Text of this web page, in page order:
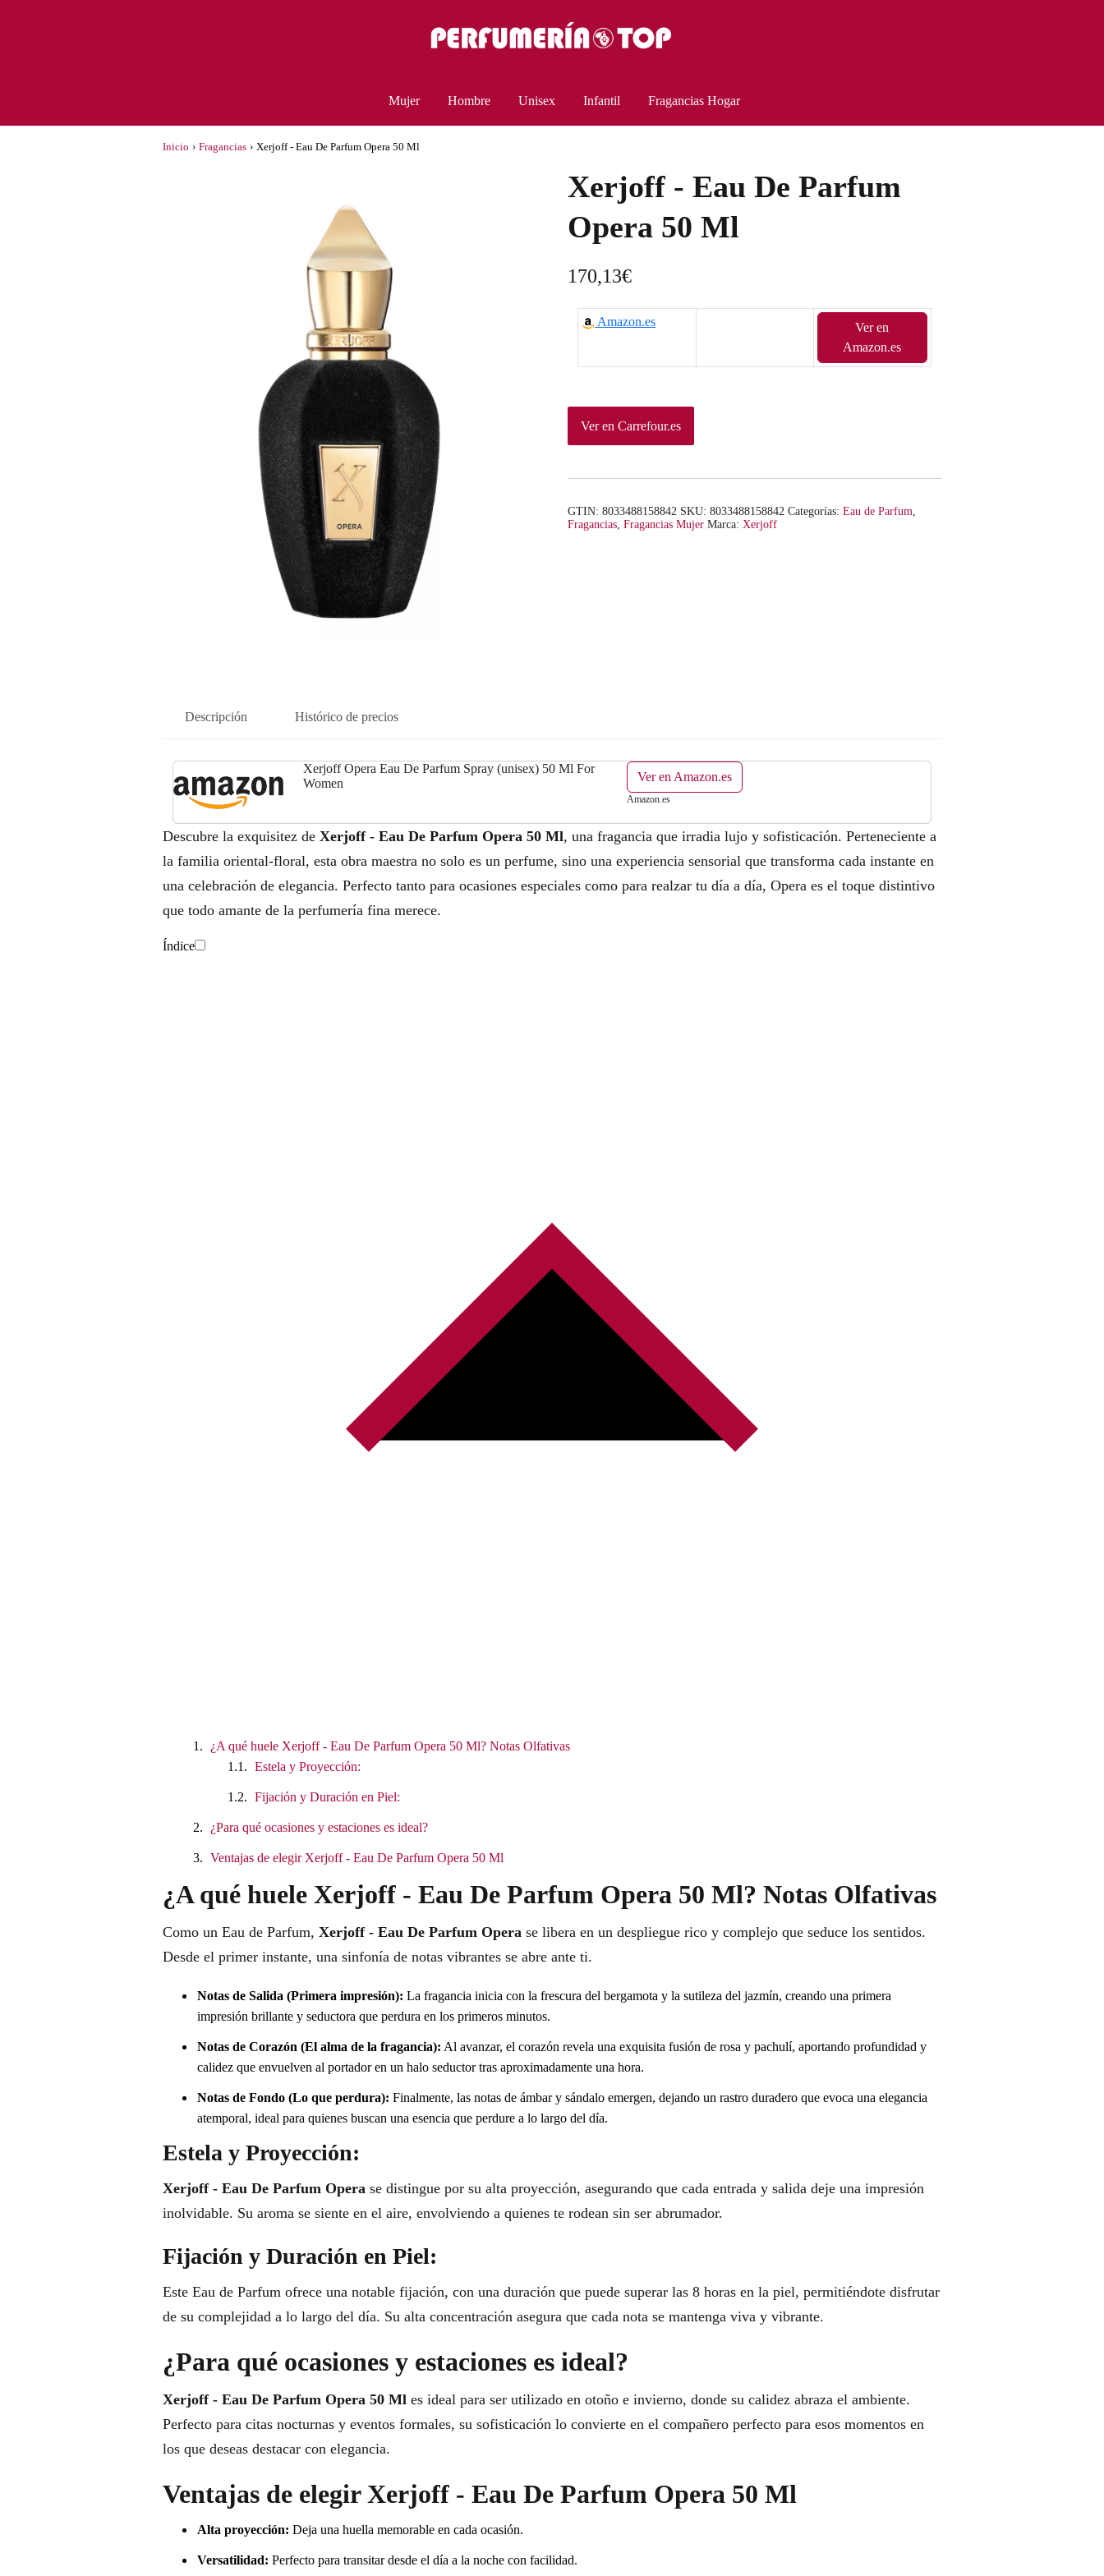
Mujer Hombre Unisex Infantil Fragancias Hogar
Inicio › Fragancias › Xerjoff - Eau De Parfum Opera 50 Ml
Xerjoff - Eau De Parfum
Opera 50 Ml
170,13€
Amazon.es
Ver en
Amazon.es
Ver en Carrefour.es
GTIN: 8033488158842 SKU: 8033488158842 Categorías: Eau de Parfum
Fragancias, Fragancias Mujer Marca: Xerjoff
Descripción Histórico de precios
Xerjoff Opera Eau De Parfum Spray (unisex) 50 Ml For
Women
Ver en Amazon.es
Amazon.es
Descubre la exquisitez de Xerjoff - Eau De Parfum Opera 50 Ml, una fragancia que irradia lujo y sofisticación. Perteneciente a
la familia oriental-floral, esta obra maestra no solo es un perfume, sino una experiencia sensorial que transforma cada instante en
una celebración de elegancia. Perfecto tanto para ocasiones especiales como para realzar tu día a día, Opera es el toque distintivo
que todo amante de la perfumería fina merece.
Índice
¿A qué huele Xerjoff - Eau De Parfum Opera 50 Ml? Notas Olfativas
Estela y Proyección:
Fijación y Duración en Piel:
¿Para qué ocasiones y estaciones es ideal?
Ventajas de elegir Xerjoff - Eau De Parfum Opera 50 Ml
¿A qué huele Xerjoff - Eau De Parfum Opera 50 Ml? Notas Olfativas
Como un Eau de Parfum, Xerjoff - Eau De Parfum Opera se libera en un despliegue rico y complejo que seduce los sentidos.
Desde el primer instante, una sinfonía de notas vibrantes se abre ante ti.
Notas de Salida (Primera impresión): La fragancia inicia con la frescura del bergamota y la sutileza del jazmín, creando una primera
impresión brillante y seductora que perdura en los primeros minutos.
Notas de Corazón (El alma de la fragancia): Al avanzar, el corazón revela una exquisita fusión de rosa y pachulí, aportando profundidad y
calidez que envuelven al portador en un halo seductor tras aproximadamente una hora.
Notas de Fondo (Lo que perdura): Finalmente, las notas de ámbar y sándalo emergen, dejando un rastro duradero que evoca una elegancia
atemporal, ideal para quienes buscan una esencia que perdure a lo largo del día.
Estela y Proyección:
Xerjoff - Eau De Parfum Opera se distingue por su alta proyección, asegurando que cada entrada y salida deje una impresión
inolvidable. Su aroma se siente en el aire, envolviendo a quienes te rodean sin ser abrumador.
Fijación y Duración en Piel:
Este Eau de Parfum ofrece una notable fijación, con una duración que puede superar las 8 horas en la piel, permitiéndote disfrutar
de su complejidad a lo largo del día. Su alta concentración asegura que cada nota se mantenga viva y vibrante.
¿Para qué ocasiones y estaciones es ideal?
Xerjoff - Eau De Parfum Opera 50 Ml es ideal para ser utilizado en otoño e invierno, donde su calidez abraza el ambiente.
Perfecto para citas nocturnas y eventos formales, su sofisticación lo convierte en el compañero perfecto para esos momentos en
los que deseas destacar con elegancia.
Ventajas de elegir Xerjoff - Eau De Parfum Opera 50 Ml
Alta proyección: Deja una huella memorable en cada ocasión.
Versatilidad: Perfecto para transitar desde el día a la noche con facilidad.